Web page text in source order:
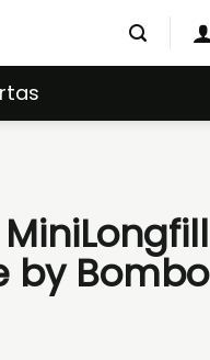
by Bombo